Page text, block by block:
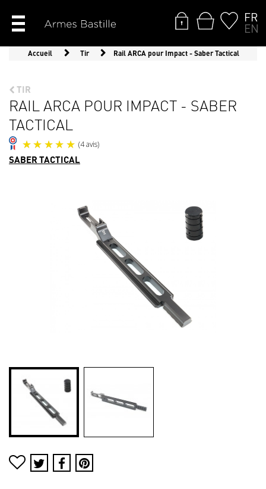
FR
EN
Accueil Tir Rail ARCA pour Impact - Saber Tactical
TIR
RAIL ARCA POUR IMPACT - SABER
TACTICAL
SABER TACTICAL